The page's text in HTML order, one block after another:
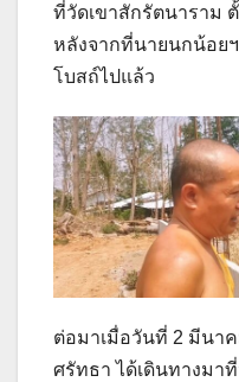
ที่วัดเขาสักรัตนาราม
หลังจากที่นายนกน้อย
โบสถ์ไปแล้ว
ต่อมาเมื่อวันที่ 2 มีนา
ศรัทธา ได้เดินทางมา